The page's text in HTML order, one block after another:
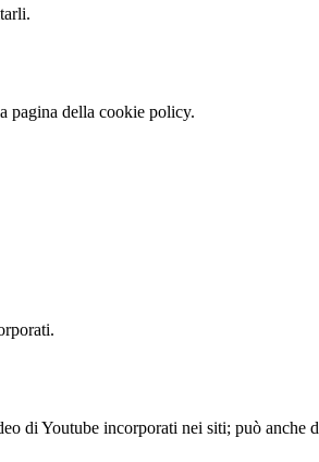
pagina della cookie policy.
di Youtube incorporati nei siti; può anche